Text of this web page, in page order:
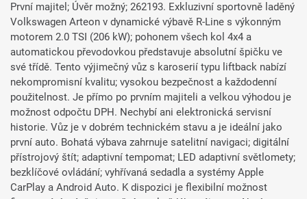
První majitel; Úvěr možný; 262193. Exkluzivní sportovně laděný
Volkswagen Arteon v dynamické výbavě R-Line s výkonným
motorem 2.0 TSI (206 kW); pohonem všech kol 4x4 a
automatickou převodovkou představuje absolutní špičku ve
své třídě. Tento výjimečný vůz s karoserií typu liftback nabízí
nekompromisní kvalitu; vysokou bezpečnost a každodenní
použitelnost. Je přímo po prvním majiteli a velkou výhodou je
možnost odpočtu DPH. Nechybí ani elektronická servisní
historie. Vůz je v dobrém technickém stavu a je ideální jako
první auto. Bohatá výbava zahrnuje satelitní navigaci; digitální
přístrojový štít; adaptivní tempomat; LED adaptivní světlomety;
bezklíčové ovládání; vyhřívaná sedadla a systémy Apple
CarPlay a Android Auto. K dispozici je flexibilní možnost